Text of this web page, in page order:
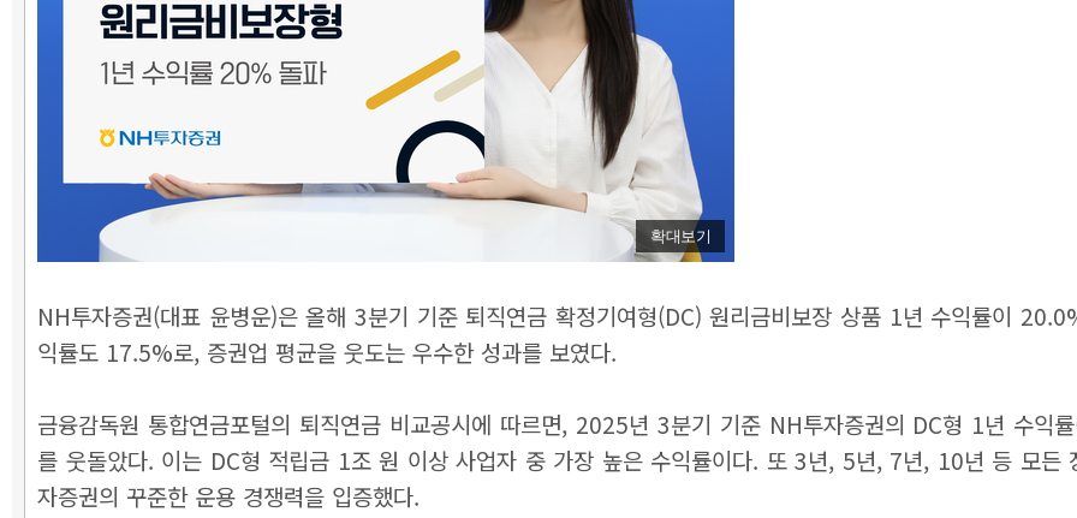
확대보기
NH투자증권(대표 윤병운)은 올해 3분기 기준 퇴직연금 확정기여형(DC) 원리금비보장 상품 1년 수익률이
익률도 17.5%로, 증권업 평균을 웃도는 우수한 성과를 보였다.
금융감독원 통합연금포털의 퇴직연금 비교공시에 따르면, 2025년 3분기 기준 NH투자증권의 DC형 1년 수
를 웃돌았다. 이는 DC형 적립금 1조 원 이상 사업자 중 가장 높은 수익률이다. 또 3년, 5년, 7년, 10년 등 모든
자증권의 꾸준한 운용 경쟁력을 입증했다.